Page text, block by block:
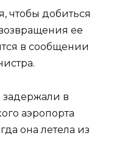
чтобы добиться
ее
в сообщении
в
аэропорта
она летела из